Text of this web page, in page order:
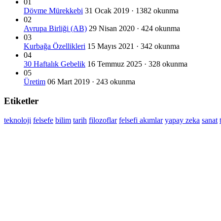
01
Dövme Mürekkebi 31 Ocak 2019 · 1382 okunma
02
Avrupa Birliği (AB) 29 Nisan 2020 · 424 okunma
03
Kurbağa Özellikleri 15 Mayıs 2021 · 342 okunma
04
30 Haftalık Gebelik 16 Temmuz 2025 · 328 okunma
05
Üretim 06 Mart 2019 · 243 okunma
Etiketler
teknoloji felsefe bilim tarih filozoflar felsefi akımlar yapay zeka sanat